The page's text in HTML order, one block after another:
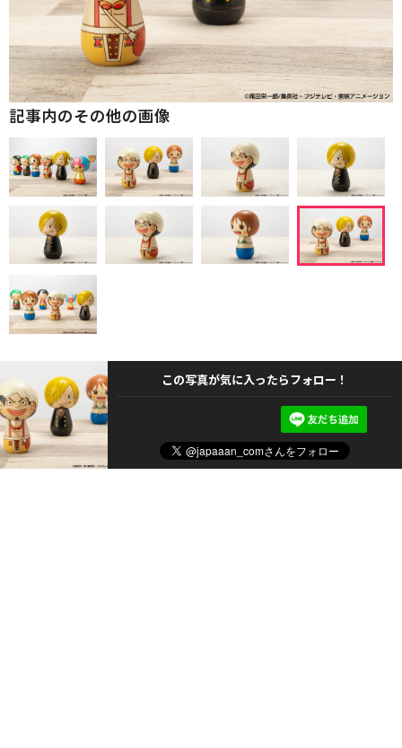
記事内のその他の画像
この写真が気に入ったらフォロー！